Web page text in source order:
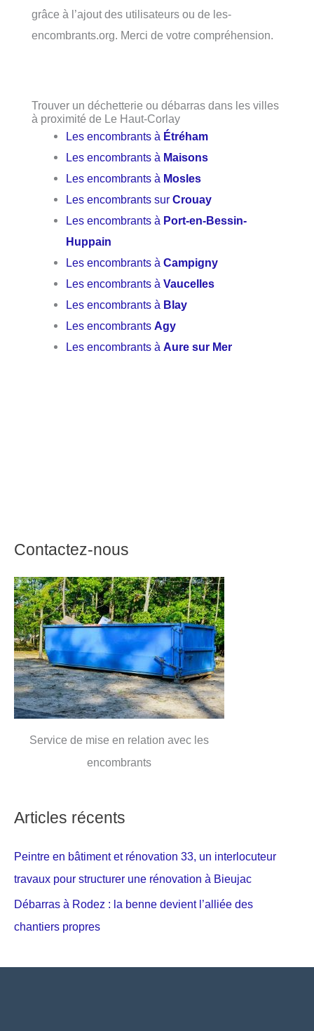
grâce à l’ajout des utilisateurs ou de les-
encombrants.org. Merci de votre compréhension.
Trouver un déchetterie ou débarras dans les villes
à proximité de Le Haut-Corlay
Les encombrants à Étréham
Les encombrants à Maisons
Les encombrants à Mosles
Les encombrants surCrouay
Les encombrants à Port-en-Bessin-
Huppain
Les encombrants àCampigny
Les encombrants àVaucelles
Les encombrants à Blay
Les encombrantsAgy
Les encombrants àAure sur Mer
Contactez-nous
Service de mise en relation avec les
encombrants
Articles récents
Peintre en bâtiment et rénovation 33, un interlocuteur
travaux pour structurer une rénovation à Bieujac
Débarras à Rodez : la benne devient l’alliée des
chantiers propres